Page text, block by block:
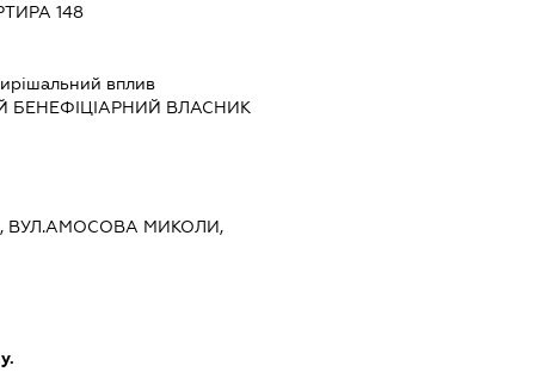
148
вплив
БЕНЕФІЦІАРНИЙ ВЛАСНИК
ВУЛ.АМОСОВА МИКОЛИ,